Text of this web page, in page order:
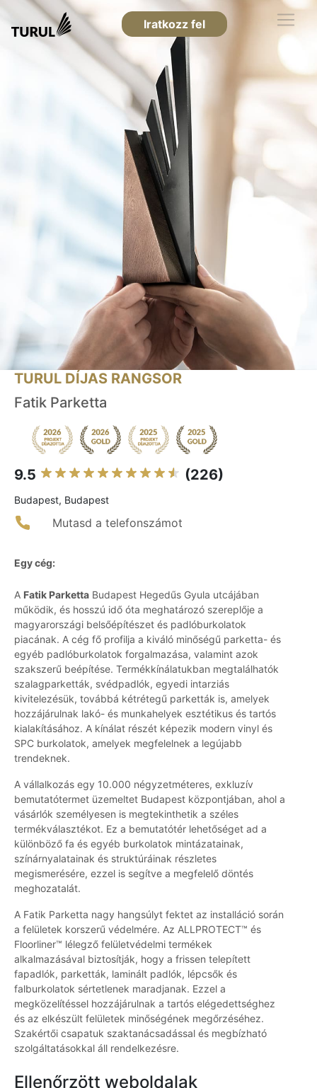
Iratkozz fel
TURUL DÍJAS RANGSOR
Fatik Parketta
9.5 (226)
Budapest, Budapest
Mutasd a telefonszámot
Egy cég:
A Fatik Parketta Budapest Hegedűs Gyula utcájában
működik, és hosszú idő óta meghatározó szereplője a
magyarországi belsőépítészet és padlóburkolatok
piacának. A cég fő profilja a kiváló minőségű parketta- és
egyéb padlóburkolatok forgalmazása, valamint azok
szakszerű beépítése. Termékkínálatukban megtalálhatók
szalagparketták, svédpadlók, egyedi intarziás
kivitelezésük, továbbá kétrétegű parketták is, amelyek
hozzájárulnak lakó- és munkahelyek esztétikus és tartós
kialakításához. A kínálat részét képezik modern vinyl és
SPC burkolatok, amelyek megfelelnek a legújabb
trendeknek.
A vállalkozás egy 10.000 négyzetméteres, exkluzív
bemutatótermet üzemeltet Budapest központjában, ahol a
vásárlók személyesen is megtekinthetik a széles
termékválasztékot. Ez a bemutatótér lehetőséget ad a
különböző fa és egyéb burkolatok mintázatainak,
színárnyalatainak és struktúráinak részletes
megismerésére, ezzel is segítve a megfelelő döntés
meghozatalát.
A Fatik Parketta nagy hangsúlyt fektet az installáció során
a felületek korszerű védelmére. Az ALLPROTECT™ és
Floorliner™ lélegző felületvédelmi termékek
alkalmazásával biztosítják, hogy a frissen telepített
fapadlók, parketták, laminált padlók, lépcsők és
falburkolatok sértetlenek maradjanak. Ezzel a
megközelítéssel hozzájárulnak a tartós elégedettséghez
és az elkészült felületek minőségének megőrzéséhez.
Szakértői csapatuk szaktanácsadással és megbízható
szolgáltatásokkal áll rendelkezésre.
Ellenőrzött weboldalak